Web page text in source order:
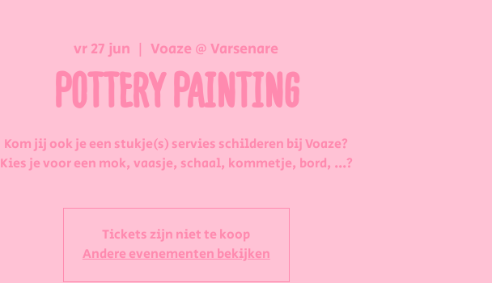
vr 27 jun
  |
Voaze @ Varsenare
POTTERY PAINTING
Kom jij ook je een stukje(s) servies schilderen bij Voaze?
Kies je voor een mok, vaasje, schaal, kommetje, bord, ...?
Tickets zijn niet te koop
Andere evenementen bekijken